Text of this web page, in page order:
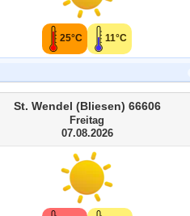
25°C 11°C
St. Wendel (Bliesen) 66606
Freitag
07.08.2026